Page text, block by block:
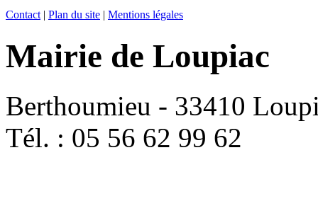
Contact | Plan du site | Mentions légales
Mairie de Loupiac
Berthoumieu - 33410
Tél. : 05 56 62 99 62